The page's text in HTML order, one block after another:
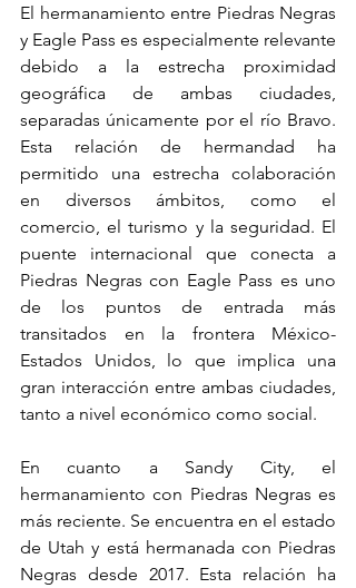
El hermanamiento entre Piedras Negras
y Eagle Pass es especialmente relevante
debido a la estrecha proximidad
geográfica de ambas ciudades,
separadas únicamente por el río Bravo.
Esta relación de hermandad ha
permitido una estrecha colaboración
en diversos ámbitos, como el
comercio, el turismo y la seguridad. El
puente internacional que conecta a
Piedras Negras con Eagle Pass es uno
de los puntos de entrada más
transitados en la frontera México-
Estados Unidos, lo que implica una
gran interacción entre ambas ciudades,
tanto a nivel económico como social.
En cuanto a Sandy City, el
hermanamiento con Piedras Negras es
más reciente. Se encuentra en el estado
de Utah y está hermanada con Piedras
Negras desde 2017. Esta relación ha